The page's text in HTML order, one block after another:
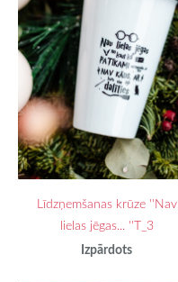
Līdzņemšanas krūze ''Nav
lielas jēgas... ''T_3
Izpārdots